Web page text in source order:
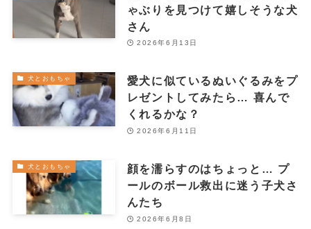
ゃぶりを見つけて嬉しそうな犬
さん
2026年6月13日
犬とおもちゃ
愛犬に似ているぬいぐるみをプ
レゼントしてみたら… 喜んで
くれるかな？
2026年6月11日
犬とおもちゃ
顔を濡らすのはちょっと… プ
ールのボール救出に迷う子犬さ
んたち
2026年6月8日